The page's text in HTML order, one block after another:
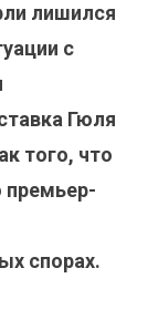
лишился
с
Гюля
того, что
премьер-
спорах.